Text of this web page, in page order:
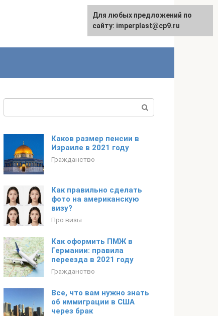
Каков размер пенсии в
Израиле в 2021 году
Гражданство
Как правильно сделать
фото на американскую
визу?
Про визы
Как оформить ПМЖ в
Германии: правила
переезда в 2021 году
Гражданство
Все, что вам нужно знать
об иммиграции в США
через брак
Для любых предложений по
сайту: imperplast@cp9.ru